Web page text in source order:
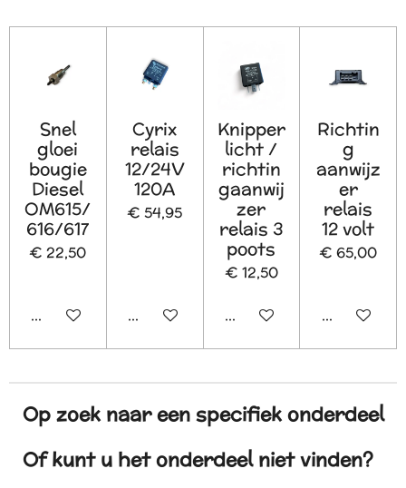
Snel
gloei
bougie
Diesel
OM615/
616/617
€ 22,50
In winkelwagen
Cyrix
relais
12/24V
120A
€ 54,95
In winkelwagen
Knipper
licht /
richtin
gaanwij
zer
relais 3
poots
€ 12,50
In winkelwagen
Richtin
g
aanwijz
er
relais
12 volt
€ 65,00
In
Op zoek naar een specifiek onderdeel
Of kunt u het onderdeel niet vinden?